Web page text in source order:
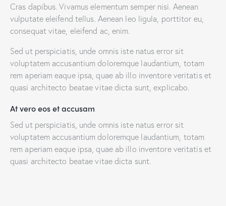
Cras dapibus. Vivamus elementum semper nisi. Aenean
vulputate eleifend tellus. Aenean leo ligula, porttitor eu,
consequat vitae, eleifend ac, enim.
Sed ut perspiciatis, unde omnis iste natus error sit
voluptatem accusantium doloremque laudantium, totam
rem aperiam eaque ipsa, quae ab illo inventore veritatis et
quasi architecto beatae vitae dicta sunt, explicabo.
At vero eos et accusam
Sed ut perspiciatis, unde omnis iste natus error sit
voluptatem accusantium doloremque laudantium, totam
rem aperiam eaque ipsa, quae ab illo inventore veritatis et
quasi architecto beatae vitae dicta sunt.